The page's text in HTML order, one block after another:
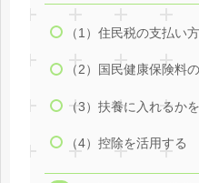
（1）住民税の支払い
（2）国民健康保険料
（3）扶養に入れるか
（4）控除を活用する